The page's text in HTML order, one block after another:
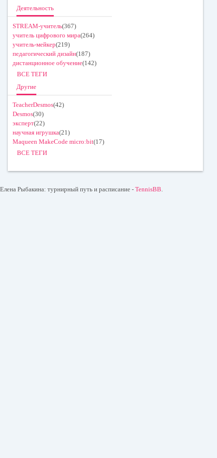
Деятельность
STREAM-учитель(367)
учитель цифрового мира(264)
учитель-мейкер(219)
педагогический дизайн(187)
дистанционное обучение(142)
ВСЕ ТЕГИ
Другие
TeacherDesmos(42)
Desmos(30)
эксперт(22)
научная игрушка(21)
Maqueen MakeCode micro:bit(17)
ВСЕ ТЕГИ
Елена Рыбакина: турнирный путь и расписание - TennisBB.